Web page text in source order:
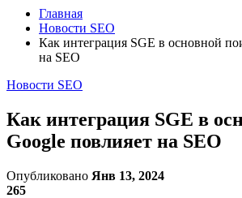
Главная
Новости SEO
Как интеграция SGE в основной
на SEO
Новости SEO
Как интеграция SGE в
Google повлияет на SEO
Опубликовано Янв 13, 2024
265